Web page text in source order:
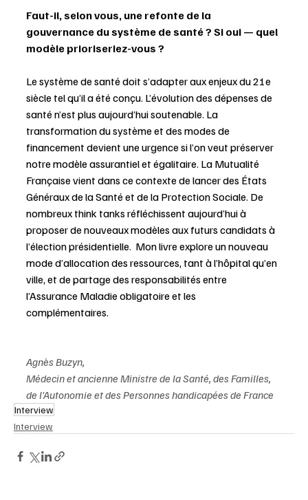
Faut-il, selon vous, une refonte de la
gouvernance du système de santé ? Si oui — quel
modèle prioriseriez-vous ?
Le système de santé doit s’adapter aux enjeux du 21e
siècle tel qu’il a été conçu. L’évolution des dépenses de
santé n’est plus aujourd’hui soutenable. La
transformation du système et des modes de
financement devient une urgence si l’on veut préserver
notre modèle assurantiel et égalitaire. La Mutualité
Française vient dans ce contexte de lancer des États
Généraux de la Santé et de la Protection Sociale. De
nombreux think tanks réfléchissent aujourd’hui à
proposer de nouveaux modèles aux futurs candidats à
l’élection présidentielle.  Mon livre explore un nouveau
mode d’allocation des ressources, tant à l’hôpital qu’en
ville, et de partage des responsabilités entre
l’Assurance Maladie obligatoire et les
complémentaires.
Agnès Buzyn,
Médecin et ancienne Ministre de la Santé, des Familles,
de l'Autonomie et des Personnes handicapées de France
Interview
Interview